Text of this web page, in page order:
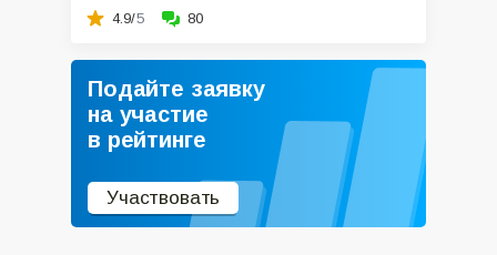
4.9/5 80
Подайте заявку
на участие
в рейтинге
Участвовать